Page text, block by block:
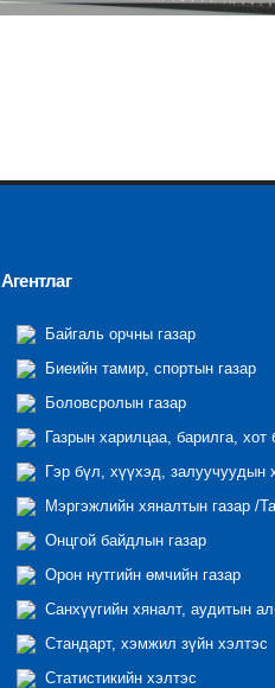
Агентлаг
Байгаль орчны газар
Биеийн тамир, спортын газар
Боловсролын газар
Газрын харилцаа, барилга, хот
Гэр бүл, хүүхэд, залуучуудын
Мэргэжлийн хяналтын газар /
Онцгой байдлын газар
Орон нутгийн өмчийн газар
Санхүүгийн хяналт, аудитын
Стандарт, хэмжил зүйн хэлтэс
Статистикийн хэлтэс